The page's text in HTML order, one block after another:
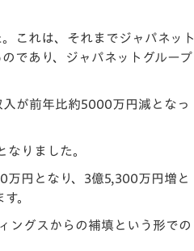
これは、それまでジャパネット
であり、ジャパネットグループ
入が前年比約5000万円減となっ
りました。
円となり、3億5,300万円増と
。
ングスからの補填という形での